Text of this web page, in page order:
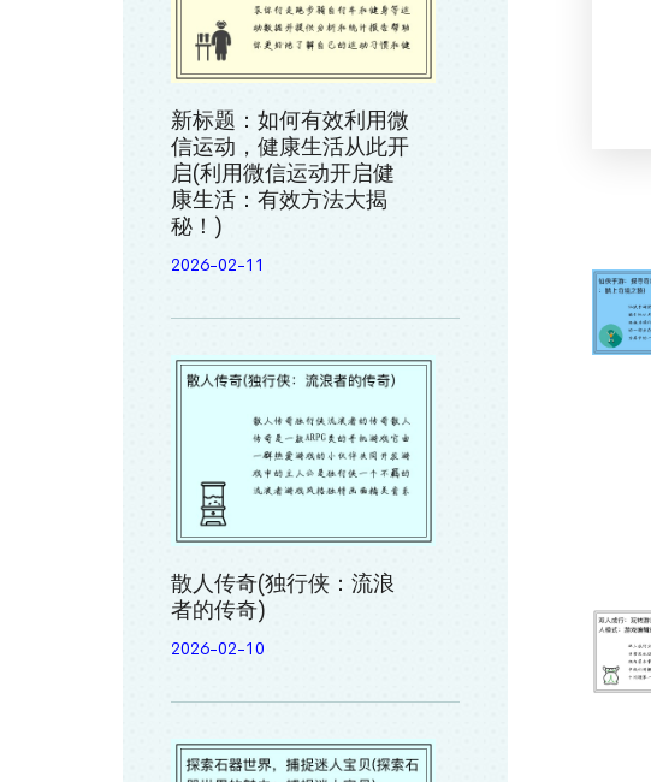
新标题：如何有效利用微
信运动，健康生活从此开
启(利用微信运动开启健
康生活：有效方法大揭
秘！)
2026-02-11
散人传奇(独行侠：流浪
者的传奇)
2026-02-10